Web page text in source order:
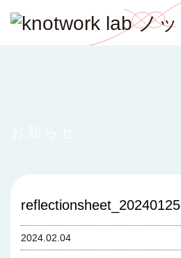
reflectionsheet_20240125
2024.02.04